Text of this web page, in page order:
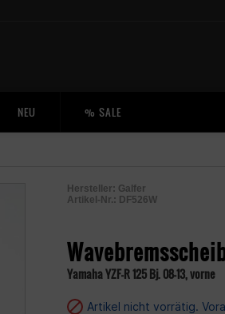
NEU % SALE
Hersteller: Galfer
Artikel-Nr.: DF526W
Yamaha YZF-R 125 Bj. 08-13, vorne
Artikel nicht vorrätig.